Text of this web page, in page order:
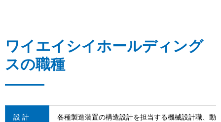
ワイエイシイホールディング
スの職種
設 計 各種製造装置の構造設計を担当する機械設計職、